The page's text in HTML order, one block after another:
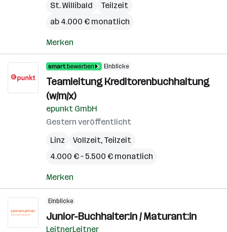
St. Willibald
Teilzeit
ab 4.000 € monatlich
Merken
Einblicke
Teamleitung Kreditorenbuchhaltung
(w/m/x)
epunkt GmbH
Gestern veröffentlicht
Linz
Vollzeit, Teilzeit
4.000 € – 5.500 € monatlich
Merken
Einblicke
Junior-Buchhalter:in / Maturant:in
LeitnerLeitner